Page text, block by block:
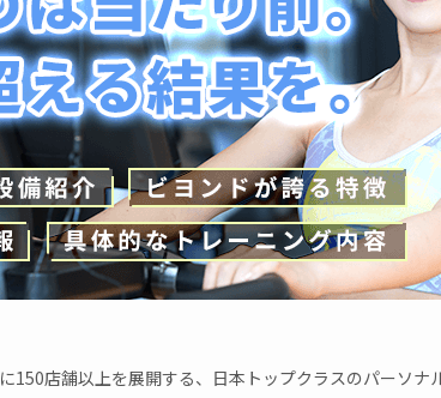
150店舗以上を展開する、日本トップクラスのパーソナ